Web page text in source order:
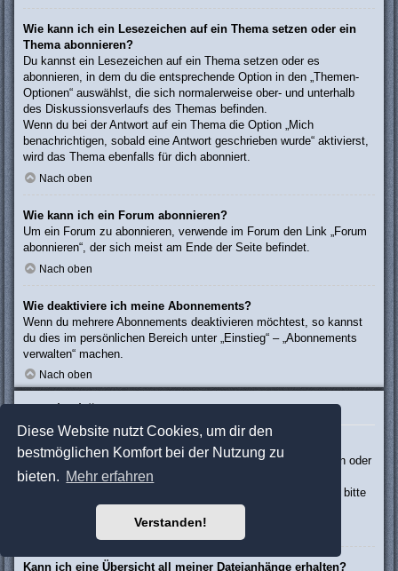
Diese Website nutzt Cookies, um dir den
bestmöglichen Komfort bei der Nutzung zu
bieten. Mehr erfahren
Verstanden!
Wie kann ich ein Lesezeichen auf ein Thema setzen oder ein
Thema abonnieren?
Du kannst ein Lesezeichen auf ein Thema setzen oder es
abonnieren, in dem du die entsprechende Option in den „Themen-
Optionen“ auswählst, die sich normalerweise ober- und unterhalb
des Diskussionsverlaufs des Themas befinden.
Wenn du bei der Antwort auf ein Thema die Option „Mich
benachrichtigen, sobald eine Antwort geschrieben wurde“ aktivierst,
wird das Thema ebenfalls für dich abonniert.
Nach oben
Wie kann ich ein Forum abonnieren?
Um ein Forum zu abonnieren, verwende im Forum den Link „Forum
abonnieren“, der sich meist am Ende der Seite befindet.
Nach oben
Wie deaktiviere ich meine Abonnements?
Wenn du mehrere Abonnements deaktivieren möchtest, so kannst
du dies im persönlichen Bereich unter „Einstieg“ – „Abonnements
verwalten“ machen.
Nach oben
Dateianhänge
Welche Dateianhänge sind in diesem Forum zulässig?
Die Board-Administration kann bestimmte Dateitypen zulassen oder
verbieten. Falls du dir nicht sicher bist, welche Dateitypen du
anhängen kannst und du Unterstützung benötigst, wende dich bitte
an die Board-Administration.
Kann ich eine Übersicht all meiner Dateianhänge erhalten?